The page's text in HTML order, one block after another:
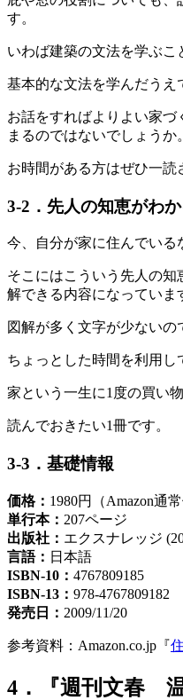
す。
いわば建築の文法を学ぶこ
基本的な文法を学んだうえ
お話をすればよりよい家
まるのではないでしょうか。
お時間がある方はぜひ一読
3-2．先人の知恵がわ
今、自分が家に住んでいる
そこにはこういう先人の
解できる内容になっていま
図解が多く文字が少ないの
ちょっとした時間を利用し
家という一生に1度の買い
読んでおきたい1冊です。
3-3．基礎情報
価格： 1980円（Amazon通常
単行本： 207ページ
出版社： エクスナレッジ
言語： 日本語
ISBN-10： 4767809185
ISBN-13： 978-4767809182
発売日： 2009/11/20
参考資料：Amazon.co.jp『
4．『週刊文春